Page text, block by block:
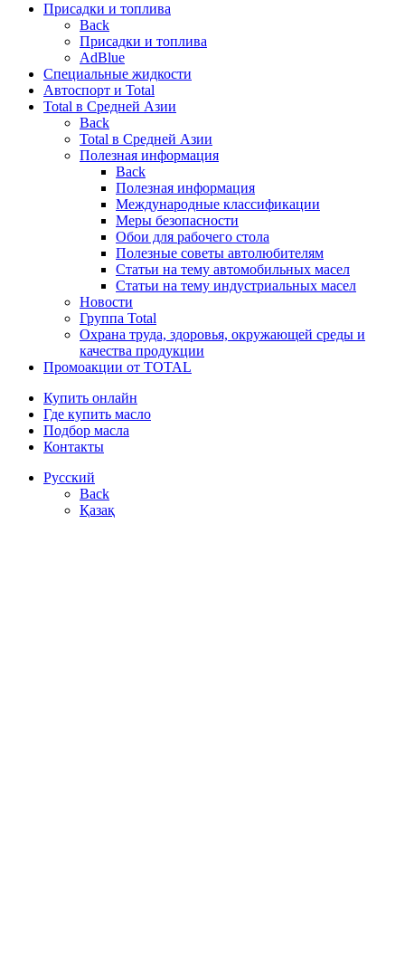
Присадки и топлива
Back
Присадки и топлива
AdBlue
Специальные жидкости
Автоспорт и Total
Total в Средней Азии
Back
Total в Средней Азии
Полезная информация
Back
Полезная информация
Международные классификации
Меры безопасности
Обои для рабочего стола
Полезные советы автолюбителям
Статьи на тему автомобильных масел
Статьи на тему индустриальных масел
Новости
Группа Total
Охрана труда, здоровья, окружающей среды и
качества продукции
Промоакции от TOTAL
Купить онлайн
Где купить масло
Подбор масла
Контакты
Русский
Back
Қазақ